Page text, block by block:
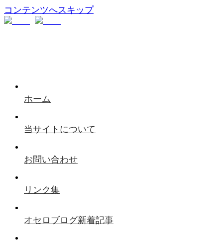
コンテンツへスキップ
ホーム
当サイトについて
お問い合わせ
リンク集
オセロブログ新着記事